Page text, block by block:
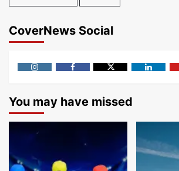
CoverNews Social
You may have missed